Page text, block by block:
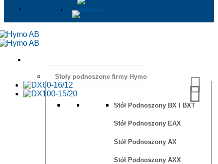
Stoły podnoszone firmy Hymo
Stół Podnoszony BX I BXT
Stół Podnoszony EAX
Stół Podnoszony AX
Stół Podnoszony AXX